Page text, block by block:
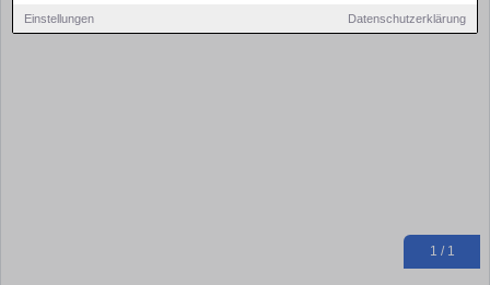
Einstellungen Datenschutzerklärung
1 / 1